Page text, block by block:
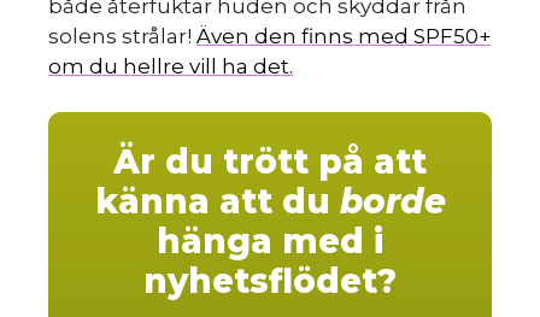
både återfuktar huden och skyddar från
solens strålar! Även den finns med SPF50+
om du hellre vill ha det.
Är du trött på att
känna att du borde
hänga med i
nyhetsflödet?